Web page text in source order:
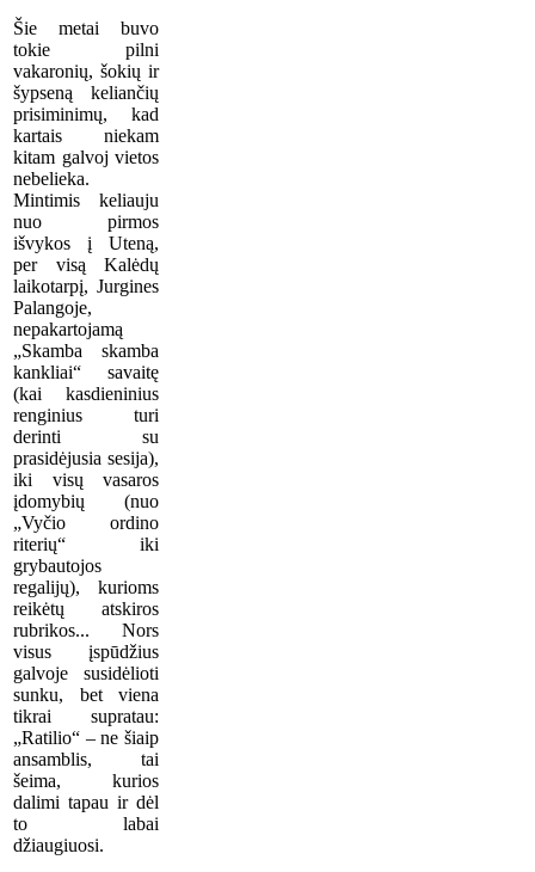
Šie metai buvo
tokie pilni
vakaronių, šokių ir
šypseną keliančių
prisiminimų, kad
kartais niekam
kitam galvoj vietos
nebelieka.
Mintimis keliauju
nuo pirmos
išvykos į Uteną,
per visą Kalėdų
laikotarpį, Jurgines
Palangoje,
nepakartojamą
„Skamba skamba
kankliai“ savaitę
(kai kasdieninius
renginius turi
derinti su
prasidėjusia sesija),
iki visų vasaros
įdomybių (nuo
„Vyčio ordino
riterių“ iki
grybautojos
regalijų), kurioms
reikėtų atskiros
rubrikos... Nors
visus įspūdžius
galvoje susidėlioti
sunku, bet viena
tikrai supratau:
„Ratilio“ – ne šiaip
ansamblis, tai
šeima, kurios
dalimi tapau ir dėl
to labai
džiaugiuosi.